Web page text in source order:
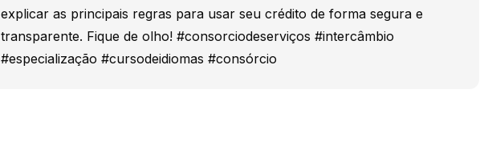
explicar as principais regras para usar seu crédito de forma segura e
transparente. Fique de olho! #consorciodeserviços #intercâmbio
#especialização #cursodeidiomas #consórcio